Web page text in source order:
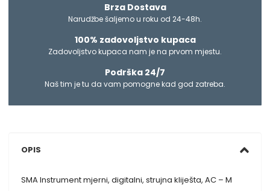
Brza Dostava
Narudžbe šaljemo u roku od 24-48h.
100% zadovoljstvo kupaca
Zadovoljstvo kupaca nam je na prvom mjestu.
Podrška 24/7
Naš tim je tu da vam pomogne kad god zatreba.
OPIS
SMA Instrument mjerni, digitalni, strujna kliješta, AC – M